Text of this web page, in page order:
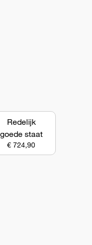
Redelijk
goede staat
€ 724,90